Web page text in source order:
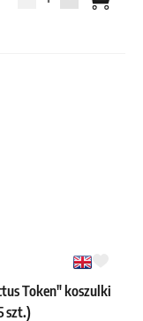
Token" koszulki
szt.)